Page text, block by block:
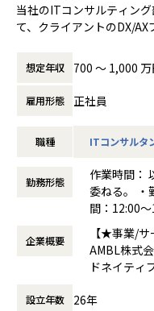
当社の強みである 「AI・
「自社完結型・一気通貫
特定の領域に縛られない
信・製造・金融業界をは
じ、
最速で市場価値を高められ
【業務の変更の範囲】
ルの提供に
を整えてい
ジに応じた
当社のITコンサルティン
て、クライアントのDX/AX
イアントへの価値提供を
担当するクライアントは
業、大手SI企業など、当
くご担当いただきます。
＜主な業務内容＞
- 担当領域における課題
C・実行の推進
- クラウドやAIなど先進技
・担当領域のデリバリー
- 担当チームやタスクの進
想定年収 700 〜 1,000
雇用形態 正社員
職種 ITコンサルタ
勤務形態
作業時間：
委ねる。 ・勤務時間：9:30～18:30 ・休憩時
間：12:00～
働き方：
時間外労働
休憩時間：
企業概要
【★事業/サ
AMBL株式
ドネイティ
メーション
設立年数 26年